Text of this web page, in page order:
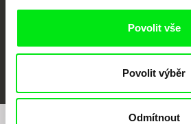
Povolit vše
Povolit výběr
Odmítnout
FIDMarseille MFDF Ji.hlava